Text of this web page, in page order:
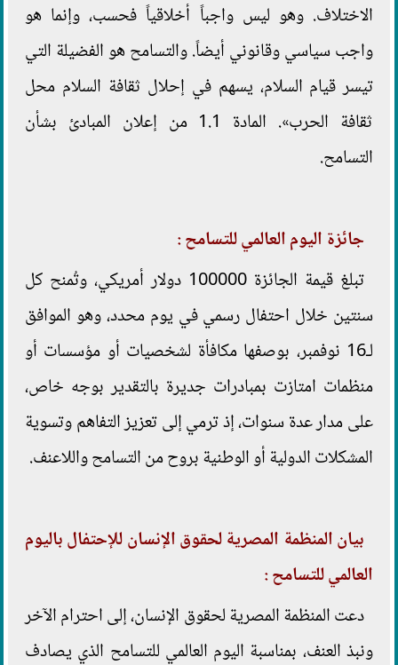
الاختلاف. وهو ليس واجباً أخلاقياً فحسب، وإنما هو
واجب سياسي وقانوني أيضاً. والتسامح هو الفضيلة التي
تيسر قيام السلام، يسهم في إحلال ثقافة السلام محل
ثقافة الحرب». المادة 1.1 من إعلان المبادئ بشأن
التسامح.
جائزة اليوم العالمي للتسامح :
تبلغ قيمة الجائزة 100000 دولار أمريكي، وتُمنح كل
سنتين خلال احتفال رسمي في يوم محدد، وهو الموافق
لـ16 نوفمبر، بوصفها مكافأة لشخصيات أو مؤسسات أو
منظمات امتازت بمبادرات جديرة بالتقدير بوجه خاص،
على مدار عدة سنوات، إذ ترمي إلى تعزيز التفاهم وتسوية
المشكلات الدولية أو الوطنية بروح من التسامح واللاعنف.
بيان المنظمة المصرية لحقوق الإنسان للإحتفال باليوم
العالمي للتسامح :
دعت المنظمة المصرية لحقوق الإنسان، إلى احترام الآخر
ونبذ العنف، بمناسبة اليوم العالمي للتسامح الذي يصادف